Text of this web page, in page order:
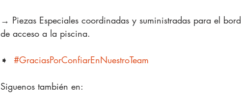
→ Piezas Especiales coordinadas y suministradas para el
de acceso a la piscina.
➧ #GraciasPorConfiarEnNuestroTeam
Siguenos también en: